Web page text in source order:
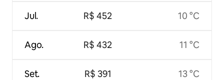
Jul.
Ago.
Set.
R$ 452
R$ 432
R$ 391
10 °C
11 °C
13 °C